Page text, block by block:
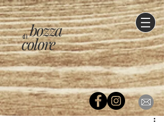
di
colore
bozza